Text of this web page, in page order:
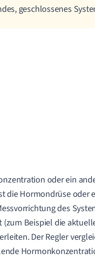
geschlossenes
oder ein
die Hormondrüse
des
(zum Beispiel die
Der Regler